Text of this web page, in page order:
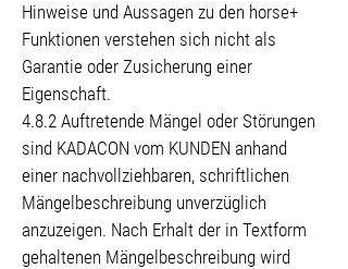
Hinweise und Aussagen zu den horse+
Funktionen verstehen sich nicht als
Garantie oder Zusicherung einer
Eigenschaft.
4.8.2 Auftretende Mängel oder Störungen
sind KADACON vom KUNDEN anhand
einer nachvollziehbaren, schriftlichen
Mängelbeschreibung unverzüglich
anzuzeigen. Nach Erhalt der in Textform
gehaltenen Mängelbeschreibung wird